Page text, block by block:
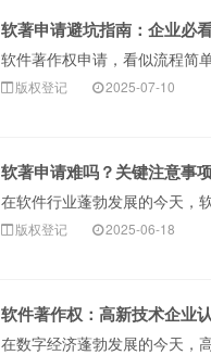
版权登记 2025-07-10
软著申请难吗？关键注意事
版权登记 2025-06-18